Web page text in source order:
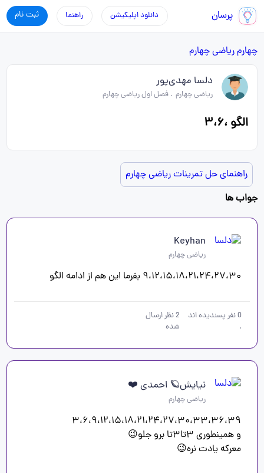
پرسان ثبت نام راهنما دانلود اپلیکیشن
چهارمریاضی چهارم
دلسا مهدی‌پور
ریاضی چهارم .فصل اول ریاضی چهارم
الگو ،۳،۶
راهنمای حل تمرینات ریاضی چهارم
جواب ها
Keyhan
ریاضی چهارم
۹،۱۲،۱۵،۱۸،۲۱،۲۴،۲۷،۳۰ بفرما این هم از ادامه الگو
0نفر پسندیده اند
.
2نظر ارسال
شده
نیایش🪐 احمدی ❤️
ریاضی چهارم
معرکه یادت نره😉